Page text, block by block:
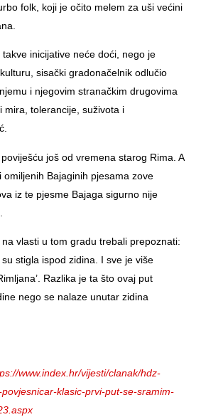
folk, koji je očito melem za uši većini
inicijative neće doći, nego je
sisački gradonačelnik odlučio
i njegovim stranačkim drugovima
mira, tolerancije, suživota i
još od vremena starog Rima. A
Bajaginih pjesama zove
iz te pjesme Bajaga sigurno nije
vlasti u tom gradu trebali prepoznati:
stigla ispod zidina. I sve je više
Razlika je ta što ovaj put
nego se nalaze unutar zidina
www.index.hr/vijesti/clanak/hdz-
klasic-prvi-put-se-sramim-